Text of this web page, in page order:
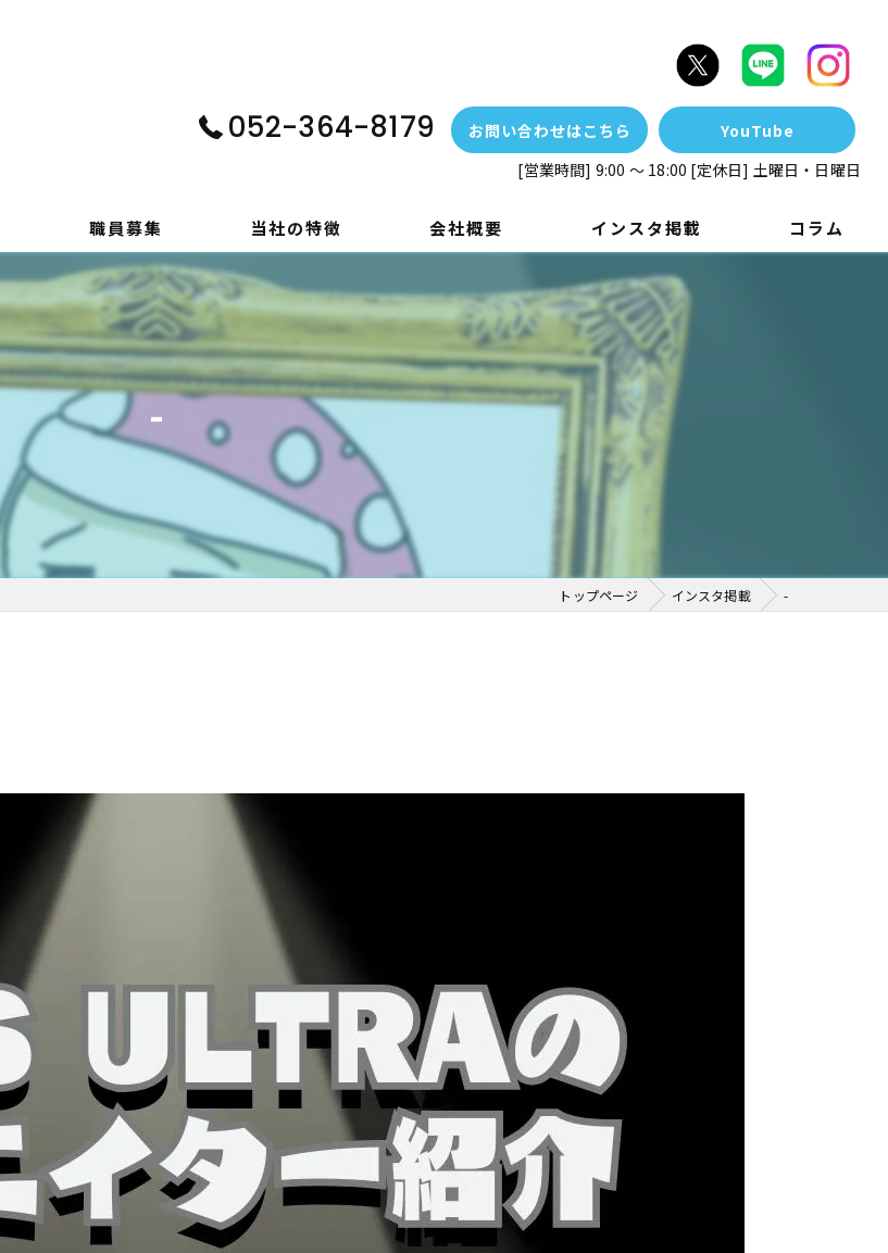
052-364-8179 お問い合わせはこちら
YouTube
[営業時間] 9:00 ～ 18:00 [定休日] 土曜日・日曜日
職員募集 当社の特徴
パソコン
在宅支援
動画編集
ゲーム制作
会社概要 インスタ掲載 コラム
-
トップページ インスタ掲載 -